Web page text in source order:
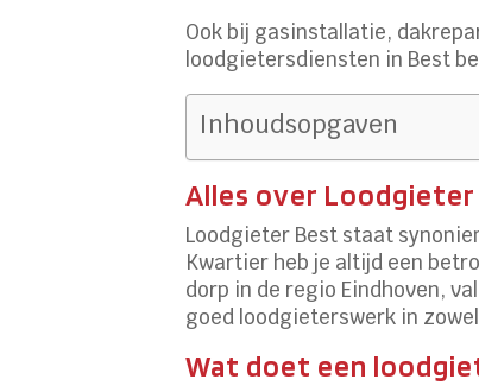
Ook bij gasinstallatie,
loodgietersdiensten in Best
Inhoudsopgaven
Alles over
Loodgieter Best staat
Kwartier heb je altijd een
dorp in de regio Eindhoven,
goed loodgieterswerk in
Wat doet een